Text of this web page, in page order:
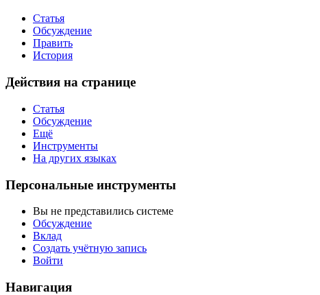
Статья
Обсуждение
Править
История
Действия на странице
Статья
Обсуждение
Ещё
Инструменты
На других языках
Персональные инструменты
Вы не представились системе
Обсуждение
Вклад
Создать учётную запись
Войти
Навигация